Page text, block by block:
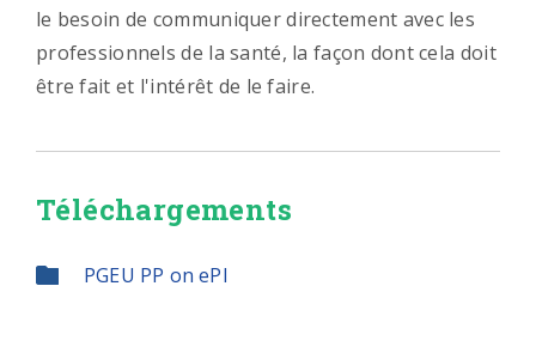
le besoin de communiquer directement avec les
professionnels de la santé, la façon dont cela doit
être fait et l'intérêt de le faire.
Téléchargements
PGEU PP on ePI